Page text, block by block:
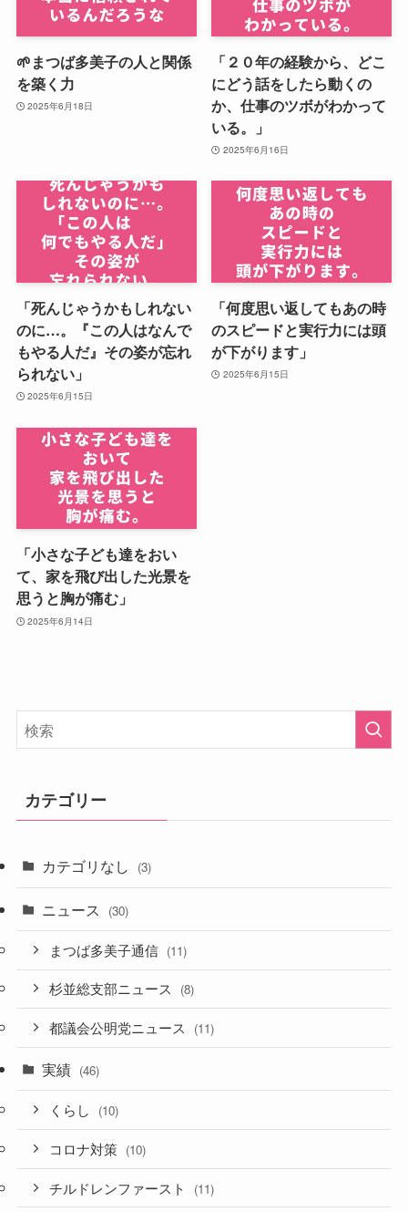
🌱まつば多美子の人と関係
を築く力
2025年6月18日
「２０年の経験から、どこ
にどう話をしたら動くの
か、仕事のツボがわかって
いる。」
2025年6月16日
「死んじゃうかもしれない
のに…。『この人はなんで
もやる人だ』その姿が忘れ
られない」
2025年6月15日
「何度思い返してもあの時
のスピードと実行力には頭
が下がります」
2025年6月15日
「小さな子ども達をおい
て、家を飛び出した光景を
思うと胸が痛む」
2025年6月14日
カテゴリー
カテゴリなし (3)
ニュース (30)
まつば多美子通信 (11)
杉並総支部ニュース (8)
都議会公明党ニュース (11)
実績 (46)
くらし (10)
コロナ対策 (10)
チルドレンファースト (11)